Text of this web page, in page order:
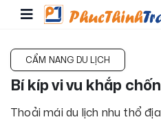
CẨM NANG DU LỊCH
Bí kíp vi vu khắp chốn
Thoải mái du lịch nhu thổ địa